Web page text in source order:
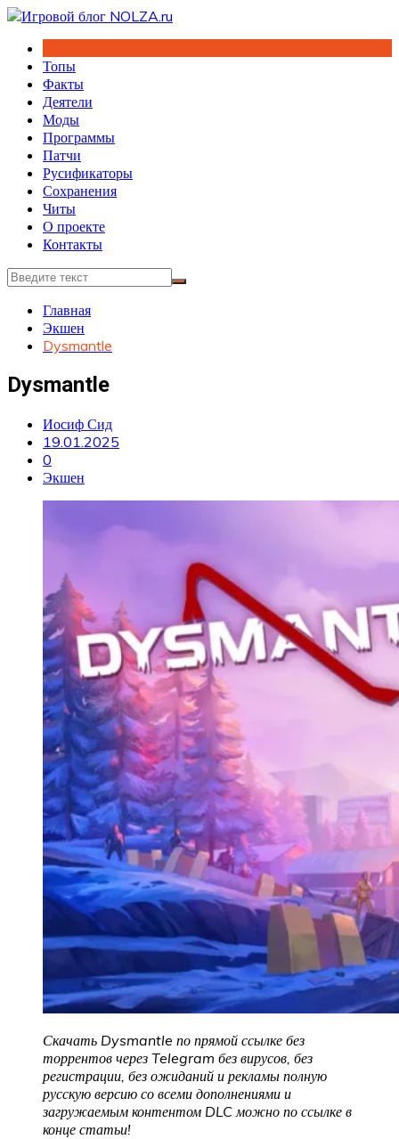
Перейти
содержимому
Топы
Факты
Деятели
Моды
Программы
Патчи
Русификаторы
Сохранения
Читы
О проекте
Контакты
Главная
Экшен
Dysmantle
Dysmantle
Иосиф Сид
19.01.2025
0
Экшен
Скачать Dysmantle по прямой ссылке без
торрентов через Telegram без вирусов, без
регистрации, без ожиданий и рекламы полную
русскую версию со всеми дополнениями и
загружаемым контентом DLC можно по ссылке в
конце статьи!